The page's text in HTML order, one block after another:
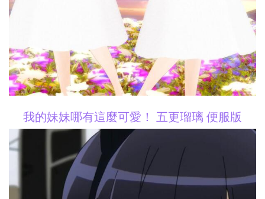
我的妹妹哪有這麼可愛！ 五更瑠璃 便服版